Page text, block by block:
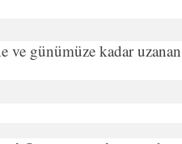
günümüze kadar uzanan